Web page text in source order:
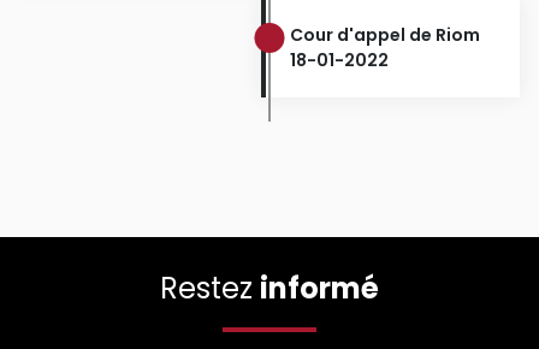
Cour d'appel de Riom
18-01-2022
Restez informé